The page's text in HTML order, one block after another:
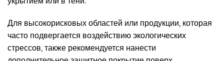
Для высокорисковых областей или продукции, которая
часто подвергается воздействию экологических
стрессов, также рекомендуется нанести